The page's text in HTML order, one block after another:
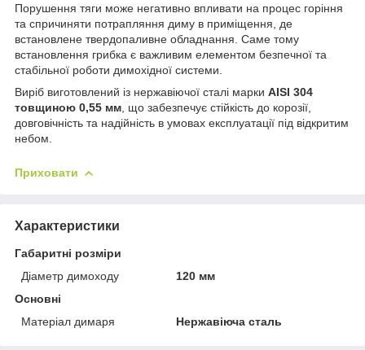
Порушення тяги може негативно впливати на процес горіння
та спричиняти потрапляння диму в приміщення, де
встановлене твердопаливне обладнання. Саме тому
встановлення грибка є важливим елементом безпечної та
стабільної роботи димохідної системи.
Виріб виготовлений із нержавіючої сталі марки AISI 304
товщиною 0,55 мм , що забезпечує стійкість до корозії,
довговічність та надійність в умовах експлуатації під відкритим
небом.
Приховати
Характеристики
Габаритні розміри
Діаметр димоходу
120 мм
Основні
Матеріал димаря
Нержавіюча сталь